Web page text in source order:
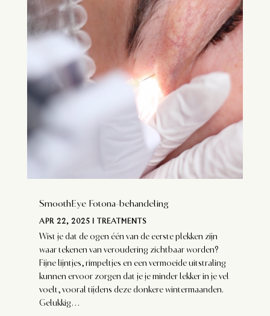
SmoothEye Fotona-behandeling
APR 22, 2025| TREATMENTS
Wist je dat de ogen één van de eerste plekken zijn
waar tekenen van veroudering zichtbaar worden?
Fijne lijntjes, rimpeltjes en een vermoeide uitstraling
kunnen ervoor zorgen dat je je minder lekker in je vel
voelt, vooral tijdens deze donkere wintermaanden.
Gelukkig...